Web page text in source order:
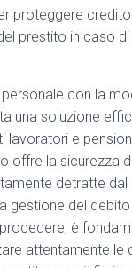
proteggere
prestito in caso
con la
una soluzione
lavoratori e
offre la sicurezza
detratte dal
gestione del
è
attentamente le